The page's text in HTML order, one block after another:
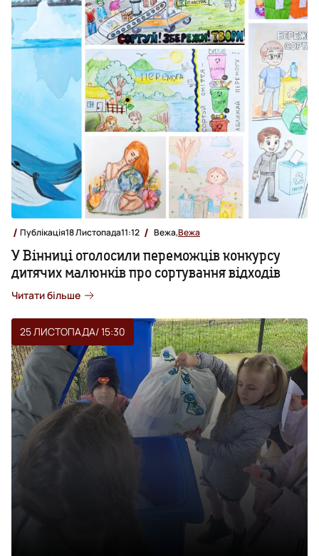
Публікація18 Листопада11:12 Вежа,Вежа
У Вінниці оголосили переможців конкурсу
дитячих малюнків про сортування відходів
Читати більше
25 ЛИСТОПАДА/ 15:30